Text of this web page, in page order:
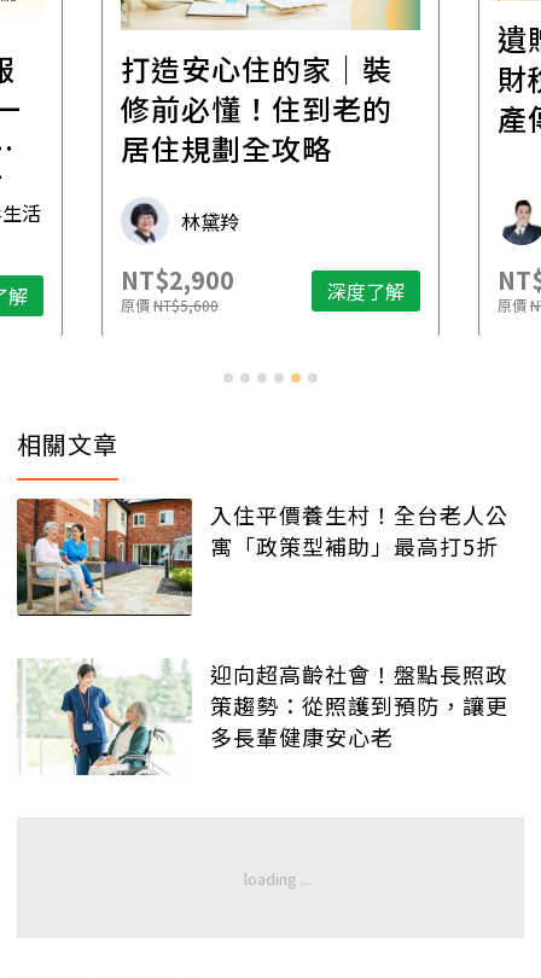
活
解
打造安心住的家｜裝
修前必懂！住到老的
居住規劃全攻略
林黛羚
NT$2,900
原價NT$5,600 深度了解
遺
財
產
原價
相關文章
入住平價養生村！全台老人公
寓「政策型補助」最高打5折
迎向超高齡社會！盤點長照政
策趨勢：從照護到預防，讓更
多長輩健康安心老